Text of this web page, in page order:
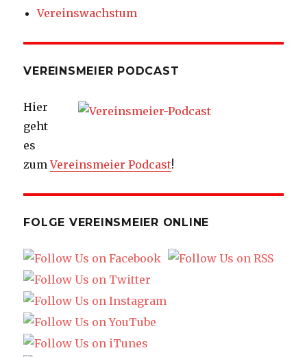
Vereinswachstum
VEREINSMEIER PODCAST
Hier
geht
es
zumVereinsmeier Podcast!
FOLGE VEREINSMEIER ONLINE